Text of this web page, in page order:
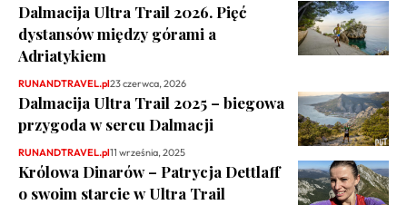
Dalmacija Ultra Trail 2026. Pięć
dystansów między górami a
Adriatykiem
RUNANDTRAVEL.pl23 czerwca, 2026
Dalmacija Ultra Trail 2025 – biegowa
przygoda w sercu Dalmacji
RUNANDTRAVEL.pl11 września, 2025
Królowa Dinarów – Patrycja Dettlaff
o swoim starcie w Ultra Trail